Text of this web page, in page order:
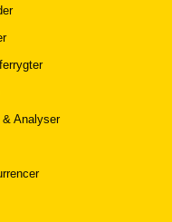
& Analyser